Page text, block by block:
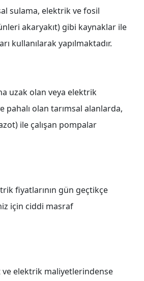
sulama, elektrik ve fosil
akaryakıt) gibi kaynaklar ile
kullanılarak yapılmaktadır.
uzak olan veya elektrik
pahalı olan tarımsal alanlarda,
ile çalışan pompalar
fiyatlarının gün geçtikçe
için ciddi masraf
ve elektrik maliyetlerindense